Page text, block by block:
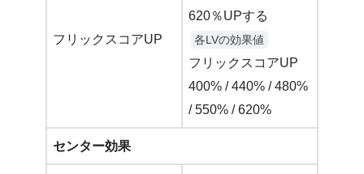
フリックスコアUP
620％UPする
各LVの効果値
フリックスコアUP
400% / 440% / 480%
/ 550% / 620%
センター効果